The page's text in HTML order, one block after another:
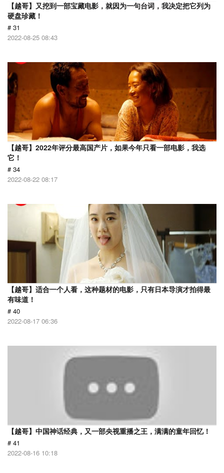
【越哥】又挖到一部宝藏电影，就因为一句台词，我决定把它列为
硬盘珍藏！
# 31
2022-08-25 08:43
【越哥】2022年评分最高国产片，如果今年只看一部电影，我选
它！
# 34
2022-08-22 08:17
【越哥】适合一个人看，这种题材的电影，只有日本导演才拍得最
有味道！
# 40
2022-08-17 06:36
【越哥】中国神话经典，又一部央视重播之王，满满的童年回忆！
# 41
2022-08-16 10:18